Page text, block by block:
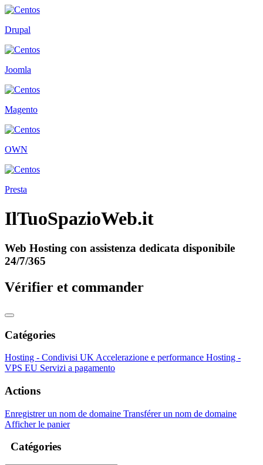
Drupal
Joomla
Magento
OWN
Presta
IlTuoSpazioWeb.it
Web Hosting con assistenza dedicata disponibile
24/7/365
Vérifier et commander
Catégories
Hosting - Condivisi UK Accelerazione e performance Hosting -
VPS EU Servizi a pagamento
Actions
Enregistrer un nom de domaine Transférer un nom de domaine
Afficher le panier
Catégories